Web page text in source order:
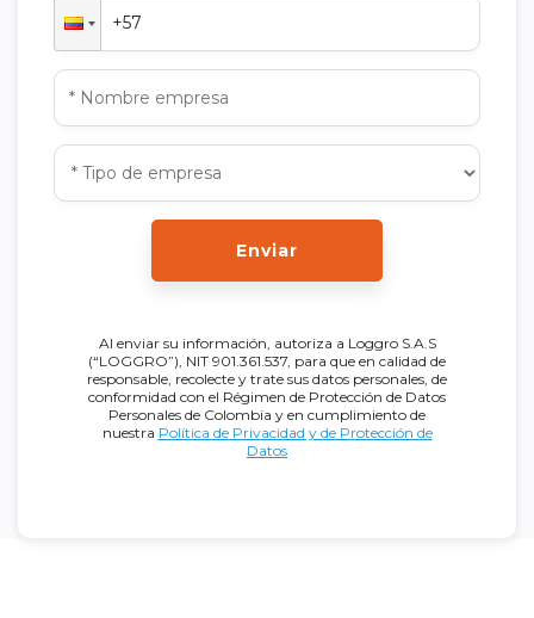
Enviar
Al enviar su información, autoriza a Loggro S.A.S
(“LOGGRO”), NIT 901.361.537, para que en calidad de
responsable, recolecte y trate sus datos personales, de
conformidad con el Régimen de Protección de Datos
Personales de Colombia y en cumplimiento de
nuestra Política de Privacidad y de Protección de
Datos